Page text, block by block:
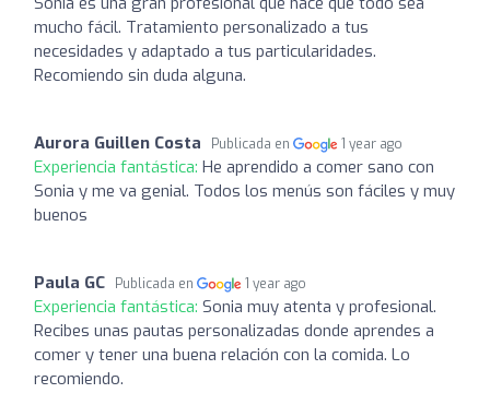
mucho fácil. Tratamiento personalizado a tus
necesidades y adaptado a tus particularidades.
Recomiendo sin duda alguna.
Aurora Guillen Costa Publicada en 1 year ago
Experiencia fantástica: He aprendido a comer sano con
Sonia y me va genial. Todos los menús son fáciles y muy
buenos
Paula GC Publicada en 1 year ago
Experiencia fantástica: Sonia muy atenta y profesional.
Recibes unas pautas personalizadas donde aprendes a
comer y tener una buena relación con la comida. Lo
recomiendo.